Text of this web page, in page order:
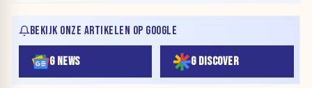
BEKIJK ONZE ARTIKELEN OP GOOGLE
G NEWS G DISCOVER